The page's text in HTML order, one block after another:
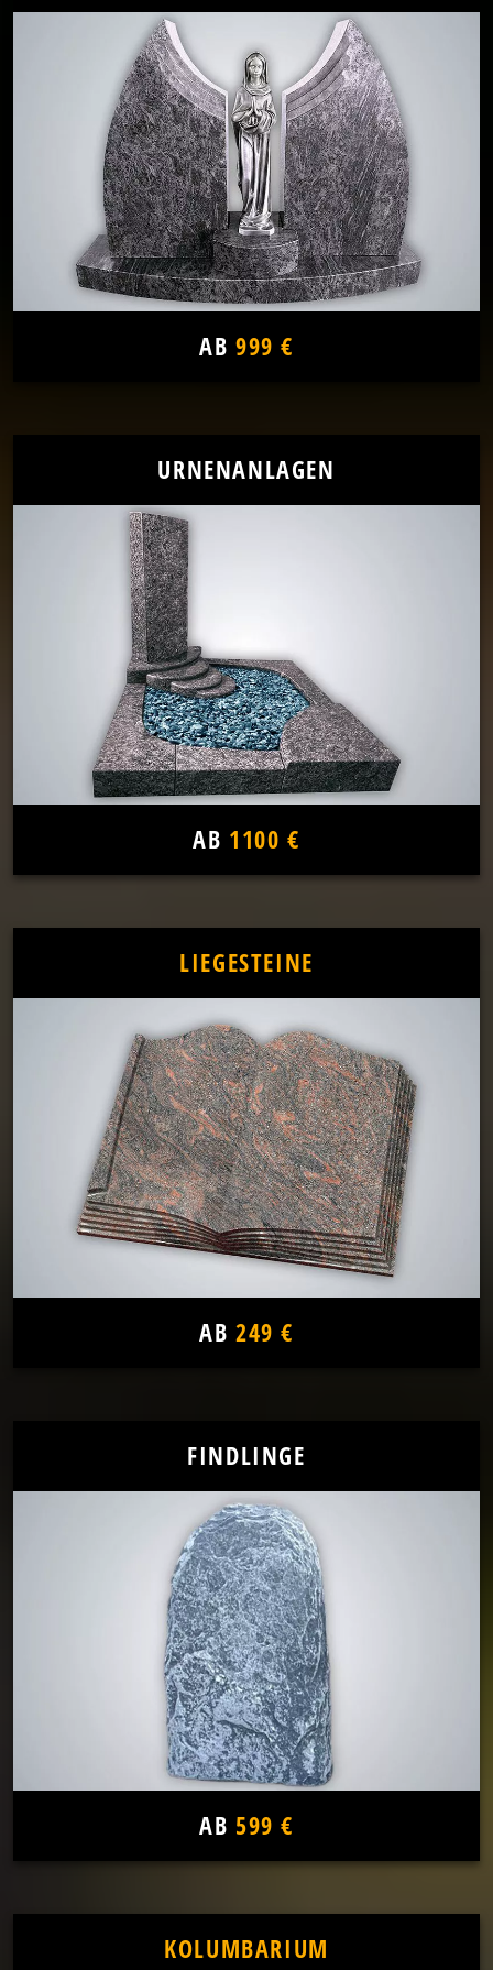
AB 999 €
URNENANLAGEN
AB 1100 €
LIEGESTEINE
AB 249 €
FINDLINGE
AB 599 €
KOLUMBARIUM